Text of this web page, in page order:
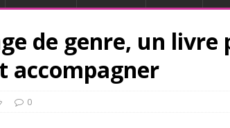
de genre, un livre
accompagner
0